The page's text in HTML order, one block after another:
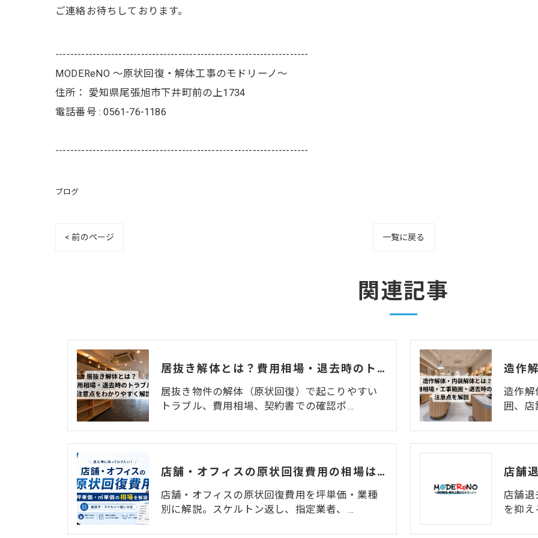
ご連絡お待ちしております。
--------------------------------------------------------------------
MODEReNO ～原状回復・解体工事のモドリーノ～
住所： 愛知県尾張旭市下井町前の上1734
電話番号 :0561-76-1186
--------------------------------------------------------------------
ブログ
< 前のページ 一覧に戻る
関連記事
居抜き解体とは？費用相場・退去時のトラブル・注意点をわかりやすく解説
居抜き物件の解体（原状回復）で起こりやすい
トラブル、費用相場、契約書での確認ポ…
造作解
囲、
店舗・オフィスの原状回復費用の相場はいくら？坪単価・業種別の内訳と費用を抑えるコツを徹底解説【2026年版】
店舗・オフィスの原状回復費用を坪単価・業種
別に解説。スケルトン返し、指定業者、…
店舗退
を抑え